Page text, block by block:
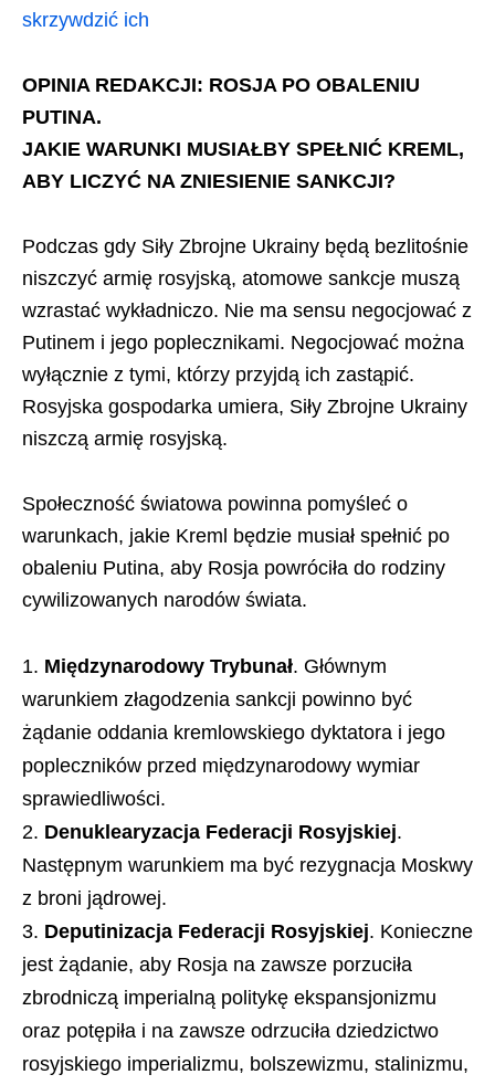
skrzywdzić ich
OPINIA REDAKCJI: ROSJA PO OBALENIU
PUTINA.
JAKIE WARUNKI MUSIAŁBY SPEŁNIĆ KREML,
ABY LICZYĆ NA ZNIESIENIE SANKCJI?
Podczas gdy Siły Zbrojne Ukrainy będą bezlitośnie
niszczyć armię rosyjską, atomowe sankcje muszą
wzrastać wykładniczo. Nie ma sensu negocjować z
Putinem i jego poplecznikami. Negocjować można
wyłącznie z tymi, którzy przyjdą ich zastąpić.
Rosyjska gospodarka umiera, Siły Zbrojne Ukrainy
niszczą armię rosyjską.
Społeczność światowa powinna pomyśleć o
warunkach, jakie Kreml będzie musiał spełnić po
obaleniu Putina, aby Rosja powróciła do rodziny
cywilizowanych narodów świata.
Międzynarodowy Trybunał. Głównym
warunkiem złagodzenia sankcji powinno być
żądanie oddania kremlowskiego dyktatora i jego
popleczników przed międzynarodowy wymiar
sprawiedliwości.
Denuklearyzacja Federacji Rosyjskiej.
Następnym warunkiem ma być rezygnacja Moskwy
z broni jądrowej.
Deputinizacja Federacji Rosyjskiej. Konieczne
jest żądanie, aby Rosja na zawsze porzuciła
zbrodniczą imperialną politykę ekspansjonizmu
oraz potępiła i na zawsze odrzuciła dziedzictwo
rosyjskiego imperializmu, bolszewizmu, stalinizmu,